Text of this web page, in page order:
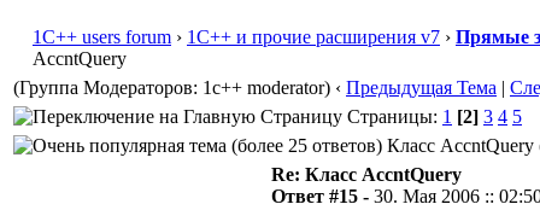
1С++ users forum › 1С++ и прочие расширения v7 › Прямые
AccntQuery
(Группа Модераторов: 1c++ moderator) ‹ Предыдущая Тема |
Страницы: 1 [2] 3 4 5
Класс AccntQuery
Re: Класс AccntQuery
Ответ #15 - 30. Мая 2006 ::